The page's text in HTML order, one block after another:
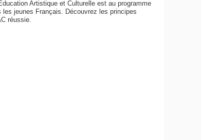
Artistique et Culturelle est au programme
les jeunes Français. Découvrez les principes
réussie.